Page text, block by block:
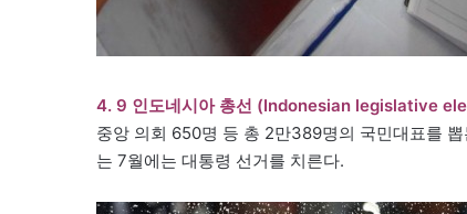
4. 9 인도네시아 총선 (Indonesian legislative
중앙 의회 650명 등 총 2만389명의 국민대표를
는 7월에는 대통령 선거를 치른다.